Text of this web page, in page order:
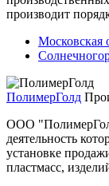
производит
Московская
ПолимерГолд
ООО
деятельность
установке
пластмасс,